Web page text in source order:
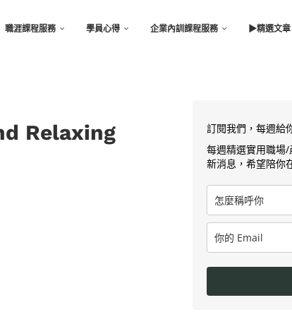
職涯課程服務 學員心得 企業內訓課程服務 ▶︎精選文章
Relaxing
訂閱我們，每週給
每週精選實用職場
新消息，希望陪你